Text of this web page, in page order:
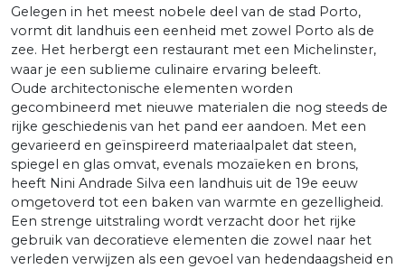
Gelegen in het meest nobele deel van de stad Porto,
vormt dit landhuis een eenheid met zowel Porto als de
zee. Het herbergt een restaurant met een Michelinster,
waar je een sublieme culinaire ervaring beleeft.
Oude architectonische elementen worden
gecombineerd met nieuwe materialen die nog steeds de
rijke geschiedenis van het pand eer aandoen. Met een
gevarieerd en geïnspireerd materiaalpalet dat steen,
spiegel en glas omvat, evenals mozaïeken en brons,
heeft Nini Andrade Silva een landhuis uit de 19e eeuw
omgetoverd tot een baken van warmte en gezelligheid.
Een strenge uitstraling wordt verzacht door het rijke
gebruik van decoratieve elementen die zowel naar het
verleden verwijzen als een gevoel van hedendaagsheid en